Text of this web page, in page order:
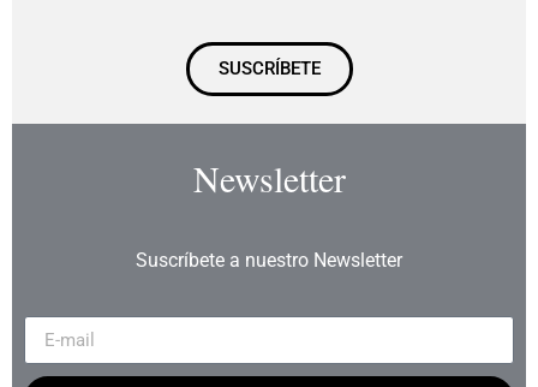
SUSCRÍBETE
Newsletter
Suscríbete a nuestro Newsletter